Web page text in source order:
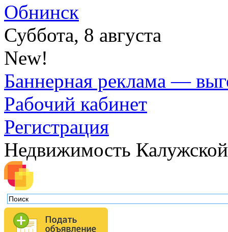
Обнинск
Суббота, 8 августа
New!
Баннерная реклама —
Рабочий кабинет
Регистрация
Недвижимость